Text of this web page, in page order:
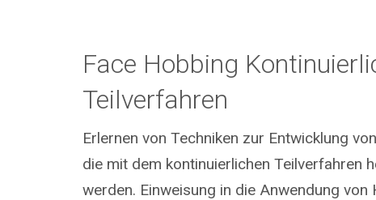
Face Hobbing
Teilverfahren
Erlernen von Techniken zur Entwicklung
die mit dem kontinuierlichen Teilverfahren
werden. Einweisung in die Anwendung von